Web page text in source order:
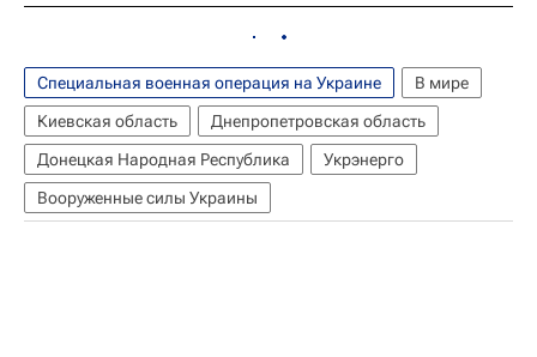
Специальная военная операция на Украине
В мире
Киевская область
Днепропетровская область
Донецкая Народная Республика
Укрэнерго
Вооруженные силы Украины